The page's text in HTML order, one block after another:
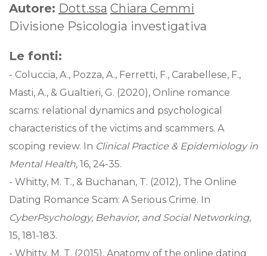
Autore: Dott.ssa Chiara Cemmi
Divisione Psicologia investigativa
Le fonti:
- Coluccia, A., Pozza, A., Ferretti, F., Carabellese, F.,
Masti, A., & Gualtieri, G. (2020), Online romance
scams: relational dynamics and psychological
characteristics of the victims and scammers. A
scoping review. In Clinical Practice & Epidemiology in
Mental Health, 16, 24-35.
- Whitty, M. T., & Buchanan, T. (2012), The Online
Dating Romance Scam: A Serious Crime. In
CyberPsychology, Behavior, and Social Networking,
15, 181-183.
- Whitty, M. T. (2015), Anatomy of the online dating